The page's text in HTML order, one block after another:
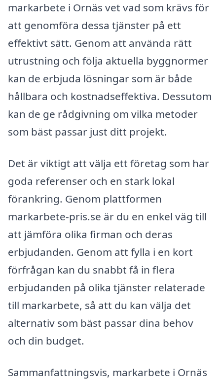
markarbete i Ornäs vet vad som krävs för
att genomföra dessa tjänster på ett
effektivt sätt. Genom att använda rätt
utrustning och följa aktuella byggnormer
kan de erbjuda lösningar som är både
hållbara och kostnadseffektiva. Dessutom
kan de ge rådgivning om vilka metoder
som bäst passar just ditt projekt.
Det är viktigt att välja ett företag som har
goda referenser och en stark lokal
förankring. Genom plattformen
markarbete-pris.se är du en enkel väg till
att jämföra olika firman och deras
erbjudanden. Genom att fylla i en kort
förfrågan kan du snabbt få in flera
erbjudanden på olika tjänster relaterade
till markarbete, så att du kan välja det
alternativ som bäst passar dina behov
och din budget.
Sammanfattningsvis, markarbete i Ornäs